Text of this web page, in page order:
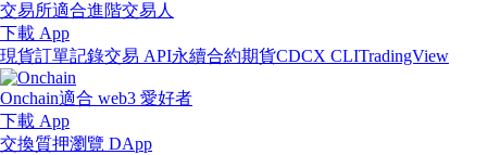
交易所適合進階交易人
下載 App
現貨訂單記錄交易 API永續合約期貨CDCX CLITradingView
Onchain適合 web3 愛好者
下載 App
交換質押瀏覽 DApp